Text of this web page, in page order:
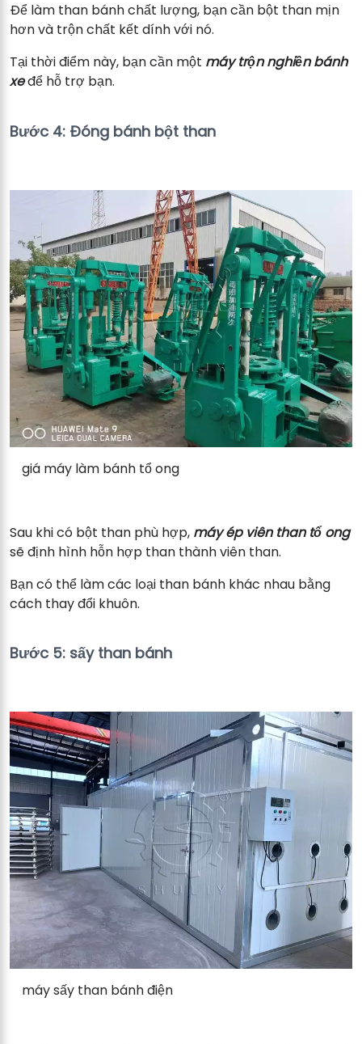
Để làm than bánh chất lượng, bạn cần bột than mịn
hơn và trộn chất kết dính với nó.
Tại thời điểm này, bạn cần một máy trộn nghiền bánh
xeđể hỗ trợ bạn.
Bước 4: Đóng bánh bột than
giá máy làm bánh tổ ong
Sau khi có bột than phù hợp, máy ép viên than tổ ong
sẽ định hình hỗn hợp than thành viên than.
Bạn có thể làm các loại than bánh khác nhau bằng
cách thay đổi khuôn.
Bước 5: sấy than bánh
máy sấy than bánh điện